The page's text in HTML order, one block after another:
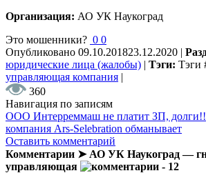
Организация: АО УК Наукоград
Это мошенники? 0 0
Опубликовано 09.10.201823.12.2020 |
юридические лица (жалобы) | Тэги: Тэги
управляющая компания |
360
Навигация по записям
ООО Интерреммаш не платит ЗП, долги!!
компания Ars-Selebration обманывает
Оставить комментарий
Комментарии ➤ АО УК Наукоград —
управляющая
- 12